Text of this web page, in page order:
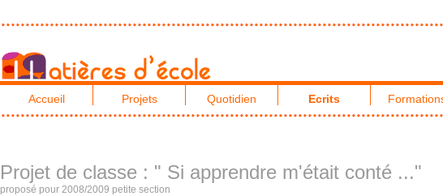
Accueil Projets Quotidien Ecrits
Projet de classe : " Si apprendre m'était conté ..."
proposé pour 2008/2009 petite section